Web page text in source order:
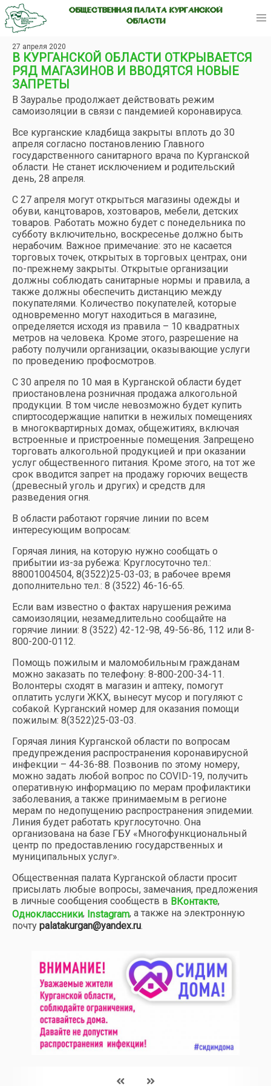
ОБЩЕСТВЕННАЯ ПАЛАТА КУРГАНСКОЙ
ОБЛАСТИ
27 апреля 2020
В КУРГАНСКОЙ ОБЛАСТИ ОТКРЫВАЕТСЯ
РЯД МАГАЗИНОВ И ВВОДЯТСЯ НОВЫЕ
ЗАПРЕТЫ
В Зауралье продолжает действовать режим
самоизоляции в связи с пандемией коронавируса.
Все курганские кладбища закрыты вплоть до 30
апреля согласно постановлению Главного
государственного санитарного врача по Курганской
области. Не станет исключением и родительский
день, 28 апреля.
С 27 апреля могут открыться магазины одежды и
обуви, канцтоваров, хозтоваров, мебели, детских
товаров. Работать можно будет с понедельника по
субботу включительно, воскресенье должно быть
нерабочим. Важное примечание: это не касается
торговых точек, открытых в торговых центрах, они
по-прежнему закрыты. Открытые организации
должны соблюдать санитарные нормы и правила, а
также должны обеспечить дистанцию между
покупателями. Количество покупателей, которые
одновременно могут находиться в магазине,
определяется исходя из правила – 10 квадратных
метров на человека. Кроме этого, разрешение на
работу получили организации, оказывающие услуги
по проведению профосмотров.
С 30 апреля по 10 мая в Курганской области будет
приостановлена розничная продажа алкогольной
продукции. В том числе невозможно будет купить
спиртосодержащие напитки в нежилых помещениях
в многоквартирных домах, общежитиях, включая
встроенные и пристроенные помещения. Запрещено
торговать алкогольной продукцией и при оказании
услуг общественного питания. Кроме этого, на тот же
срок вводится запрет на продажу горючих веществ
(древесный уголь и других) и средств для
разведения огня.
В области работают горячие линии по всем
интересующим вопросам:
Горячая линия, на которую нужно сообщать о
прибытии из-за рубежа: Круглосуточно тел.:
88001004504, 8(3522)25-03-03; в рабочее время
дополнительно тел.: 8 (3522) 46-16-65.
Если вам известно о фактах нарушения режима
самоизоляции, незамедлительно сообщайте на
горячие линии: 8 (3522) 42-12-98, 49-56-86, 112 или 8-
800-200-0112.
Помощь пожилым и маломобильным гражданам
можно заказать по телефону: 8-800-200-34-11.
Волонтеры сходят в магазин и аптеку, помогут
оплатить услуги ЖКХ, вынесут мусор и погуляют с
собакой. Курганский номер для оказания помощи
пожилым: 8(3522)25-03-03.
Горячая линия Курганской области по вопросам
предупреждения распространения коронавирусной
инфекции – 44-36-88. Позвонив по этому номеру,
можно задать любой вопрос по COVID-19, получить
оперативную информацию по мерам профилактики
заболевания, а также принимаемым в регионе
мерам по недопущению распространения эпидемии.
Линия будет работать круглосуточно. Она
организована на базе ГБУ «Многофункциональный
центр по предоставлению государственных и
муниципальных услуг».
Общественная палата Курганской области просит
присылать любые вопросы, замечания, предложения
в личные сообщения сообществ в ВКонтакте,
Одноклассники, Instagram, а также на электронную
почту palatakurgan@yandex.ru.